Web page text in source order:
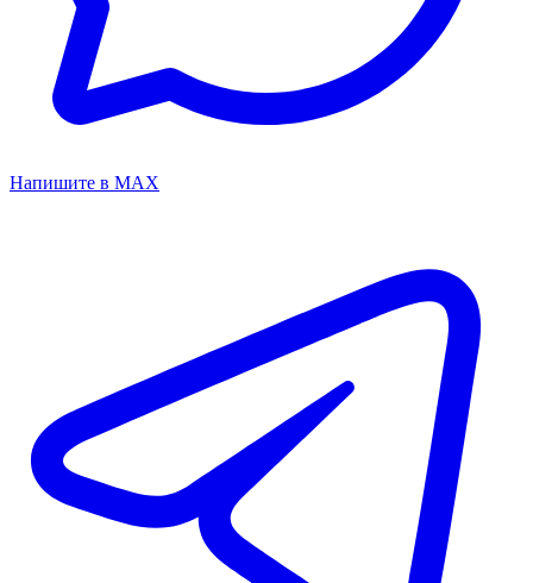
Напишите в MAX